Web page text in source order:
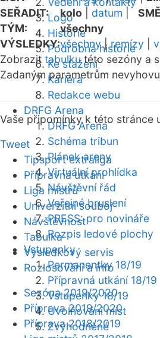
Logo
Historie
Podrobná historie
Ke stažení
Kariéra
Redakce webu
DRFG Arena
DRFG Arena
Schéma tribun
Plánek areny
Virtuální prohlídka
Návštěvní řád
Veřejné bruslení
PRESS: pro novináře
Rozpis ledové plochy
Vstupenky
Permanentky 18/19
Přípravná utkání 18/19
Vstupenky 18/19
Uvolňování míst
Zvýhodněné
SEŘADIT:
kolo datum
TÝM:
všechny
VÝSLEDKY:všechny|remízy
Zobrazit tabulkutéto sezóny a
Zadaným parametrům
Vaše připomínky k této stránce
Tweet
Tipsport extraliga
Přípravná utkání
Liga mistrů
Univerzitní souboj
Návštěvnost
Tabulka
Výsledkový servis
Rozlosování a info
Sezóna 2019/2020
Příprava 2019/2020
Příprava 2018/2019